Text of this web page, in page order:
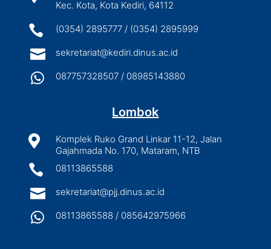
Kec. Kota, Kota Kediri, 64112
 (0354) 2895777 / (0354) 2895999
 sekretariat@kediri.dinus.ac.id
 087757328507 / 08985143880
Lombok

Komplek Ruko Grand Linkar 11-12, Jalan
Gajahmada No. 170, Mataram, NTB
 08113865588
 sekretariat@pjj.dinus.ac.id
 08113865588 / 085642975966